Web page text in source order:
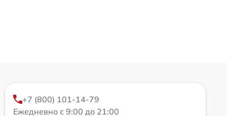
+7 (800) 101-14-79
Ежедневно с 9:00 до 21:00